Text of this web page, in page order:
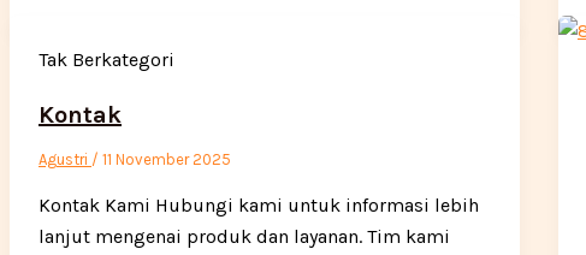
Tak Berkategori
Kontak
Agustri / 11 November 2025
Kontak Kami Hubungi kami untuk informasi lebih
lanjut mengenai produk dan layanan. Tim kami